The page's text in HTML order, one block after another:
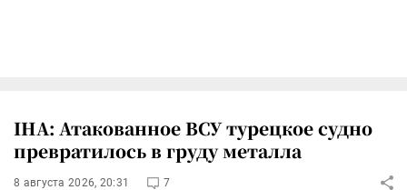
IHA: Атакованное ВСУ турецкое судно
превратилось в груду металла
8 августа 2026, 20:31 7